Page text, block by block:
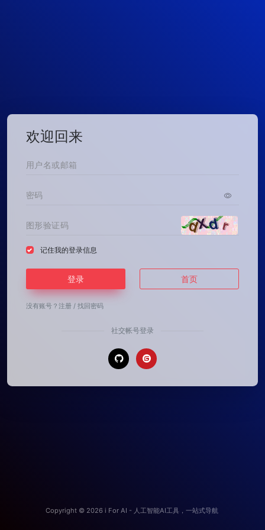
欢迎回来
记住我的登录信息
登录 首页
没有账号？ 注册 / 找回密码
社交帐号登录
Copyright © 2026 i For AI - 人工智能AI工具，一站式导航